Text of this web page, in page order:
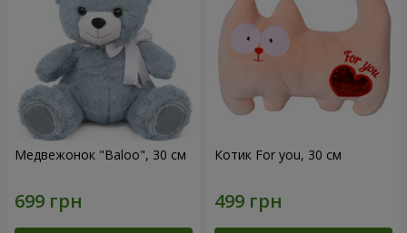
Медвежонок "Baloo", 30 см Котик For you, 30 см